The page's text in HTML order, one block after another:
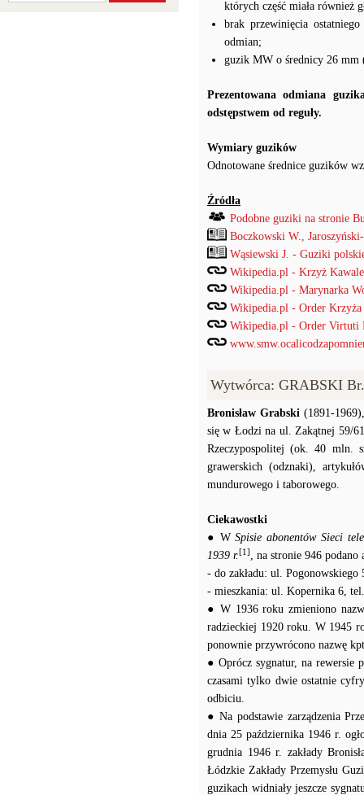
których część miała również
brak przewinięcia
odmian;
guzik MW o średnicy 26 mm
Prezentowana odmiana
odstępstwem od reguły.
Wymiary guzików
Odnotowane średnice guzików
Źródła
Podobne guziki na stronie
Boczkowski W.,
Wąsiewski J. - Guziki
Wikipedia.pl - Krzyż
Wikipedia.pl - Marynarka
Wikipedia.pl - Order Krzyża
Wikipedia.pl - Order
Wytwórca: GRABSKI
Bronisław Grabski(1891-1969),
się w Łodzi na ul. Zakątnej 59/
Rzeczypospolitej (ok. 40 mln.
grawerskich (odznaki),
mundurowego i taborowego.
Ciekawostki
● WSpisie abonentów Sieci
1939 r.[1] , na stronie 946 podano
- do zakładu: ul.
- mieszkania: ul. Kopernika 6,
● W 1936 roku zmieniono
radzieckiej 1920 roku. W 1945
ponownie przywrócono nazwę
● Oprócz sygnatur, na rewersie
czasami tylko dwie ostatnie
odbiciu.
● Na podstawie zarządzenia
dnia 25 października 1946 r.
grudnia 1946 r. zakłady
Łódzkie Zakłady Przemysłu
guzikach widniały jeszcze